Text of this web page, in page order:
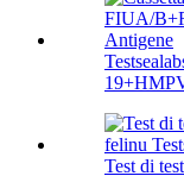
Test di